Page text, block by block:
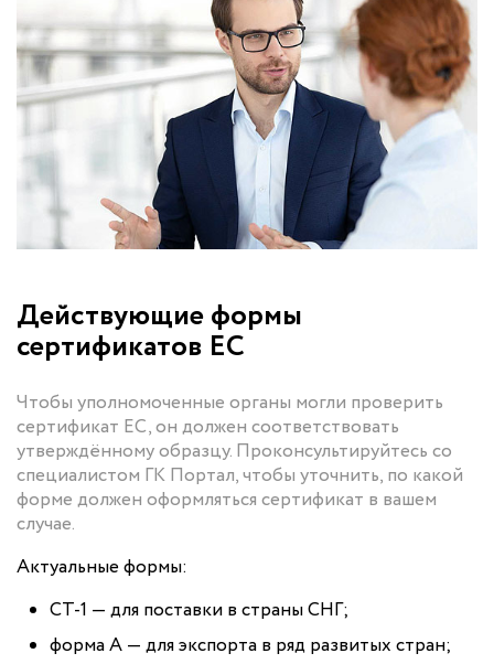
Действующие формы
сертификатов ЕС
Чтобы уполномоченные органы могли проверить
сертификат ЕС, он должен соответствовать
утверждённому образцу. Проконсультируйтесь со
специалистом ГК Портал, чтобы уточнить, по какой
форме должен оформляться сертификат в вашем
случае.
Актуальные формы:
СТ-1 — для поставки в страны СНГ;
форма А — для экспорта в ряд развитых стран;